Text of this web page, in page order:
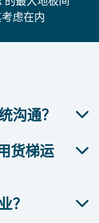
虑在内
沟通？
种选择。这包括
。
例如，对面的门
开。在另一种情
货梯运
有各种形状和尺
？